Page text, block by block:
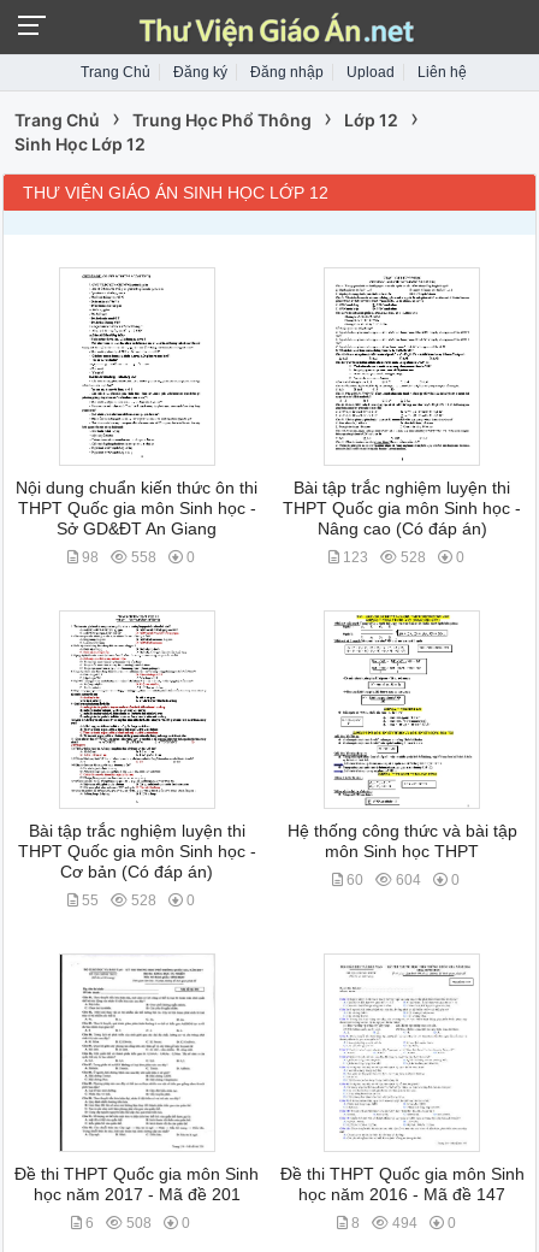
Trang Chủ Đăng ký Đăng nhập Upload Liên hệ
Trang Chủ › Trung Học Phổ Thông › Lớp 12 ›
Sinh Học Lớp 12
THƯ VIỆN GIÁO ÁN SINH HỌC LỚP 12
Nội dung chuẩn kiến thức ôn thi
THPT Quốc gia môn Sinh học -
Sở GD&ĐT An Giang
98 558 0
Bài tập trắc nghiệm luyện thi
THPT Quốc gia môn Sinh học -
Nâng cao (Có đáp án)
123 528 0
Bài tập trắc nghiệm luyện thi
THPT Quốc gia môn Sinh học -
Cơ bản (Có đáp án)
55 528 0
Hệ thống công thức và bài tập
môn Sinh học THPT
60 604 0
Đề thi THPT Quốc gia môn Sinh
học năm 2017 - Mã đề 201
6 508 0
Đề thi THPT Quốc gia môn Sinh
học năm 2016 - Mã đề 147
8 494 0